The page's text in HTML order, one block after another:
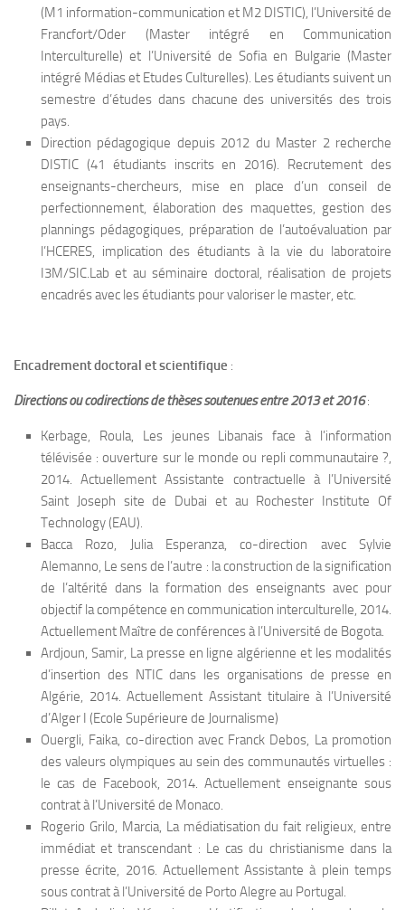
(M1 information-communication et M2 DISTIC), l’Université de
Francfort/Oder (Master intégré en Communication
Interculturelle) et l’Université de Sofia en Bulgarie (Master
intégré Médias et Etudes Culturelles). Les étudiants suivent un
semestre d’études dans chacune des universités des trois
pays.
Direction pédagogique depuis 2012 du Master 2 recherche
DISTIC (41 étudiants inscrits en 2016). Recrutement des
enseignants-chercheurs, mise en place d’un conseil de
perfectionnement, élaboration des maquettes, gestion des
plannings pédagogiques, préparation de l’autoévaluation par
l’HCERES, implication des étudiants à la vie du laboratoire
I3M/SIC.Lab et au séminaire doctoral, réalisation de projets
encadrés avec les étudiants pour valoriser le master, etc.
Encadrement doctoral et scientifique :
Directions ou codirections de thèses soutenues entre 2013 et 2016:
Kerbage, Roula, Les jeunes Libanais face à l’information
télévisée : ouverture sur le monde ou repli communautaire ?,
2014. Actuellement Assistante contractuelle à l’Université
Saint Joseph site de Dubai et au Rochester Institute Of
Technology (EAU).
Bacca Rozo, Julia Esperanza, co-direction avec Sylvie
Alemanno, Le sens de l’autre : la construction de la signification
de l’altérité dans la formation des enseignants avec pour
objectif la compétence en communication interculturelle, 2014.
Actuellement Maître de conférences à l’Université de Bogota.
Ardjoun, Samir, La presse en ligne algérienne et les modalités
d’insertion des NTIC dans les organisations de presse en
Algérie, 2014. Actuellement Assistant titulaire à l’Université
d’Alger I (Ecole Supérieure de Journalisme)
Ouergli, Faika, co-direction avec Franck Debos, La promotion
des valeurs olympiques au sein des communautés virtuelles :
le cas de Facebook, 2014. Actuellement enseignante sous
contrat à l’Université de Monaco.
Rogerio Grilo, Marcia, La médiatisation du fait religieux, entre
immédiat et transcendant : Le cas du christianisme dans la
presse écrite, 2016. Actuellement Assistante à plein temps
sous contrat à l’Université de Porto Alegre au Portugal.